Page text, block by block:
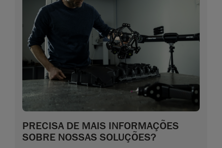
PRECISA DE MAIS INFORMAÇÕES
SOBRE NOSSAS SOLUÇÕES?